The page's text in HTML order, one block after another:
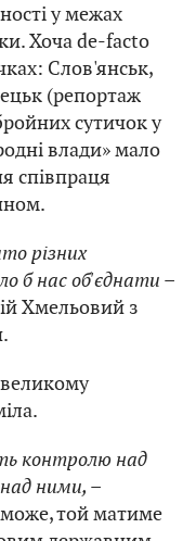
у межах
Хоча de-facto
Слов'янськ,
(репортаж
сутичок у
влади» мало
співпраця
різних
б нас об'єднати –
Хмельовий з
контролю над
ними, –
той матиме